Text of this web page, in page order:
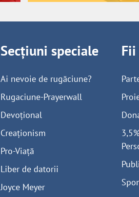
Secțiuni speciale
Ai nevoie de rugăciune?
Rugaciune-Prayerwall
Devoțional
Creaționism
Pro-Viață
Liber de datorii
Joyce Meyer
Fii